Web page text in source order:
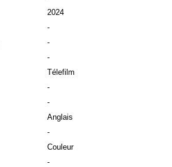
2024
-
-
-
Télefilm
-
-
Anglais
-
Couleur
-